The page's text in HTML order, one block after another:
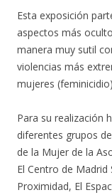
Esta exposición
aspectos más
manera muy sutil
violencias más
mujeres
Para su realización
diferentes grupos
de la Mujer de la
El Centro de Madrid
Proximidad, El